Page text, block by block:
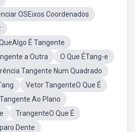
OSEixos Coordenados
É Tangente
a Outra
O Que ÉTang-e
Tangente Num Quadrado
Vetor TangenteO Que É
Ao Plano
TrangenteO Que É
Dente